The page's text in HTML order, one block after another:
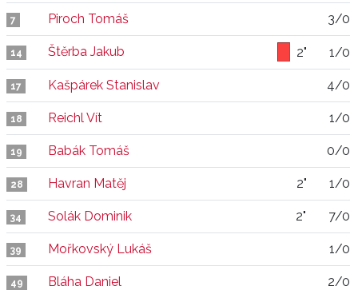
7 Piroch Tomáš 3/0
14 Štěrba Jakub 2" 1/0
17 Kašpárek Stanislav 4/0
18 Reichl Vít 1/0
19 Babák Tomáš 0/0
28 Havran Matěj 2" 1/0
34 Solák Dominik 2" 7/0
39 Mořkovský Lukáš 1/0
49 Bláha Daniel 2/0